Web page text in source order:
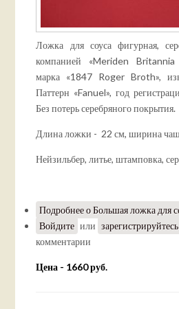
Ложка для соуса фигурная,
компанией «Meriden Britannia
марка «1847 Roger Broth»,
Паттерн «Fanuel», год
Без потерь серебряного покрытия.
Длина ложки - 22 см, ширина
Нейзильбер, литье, штамповка,
Подробнеео Большая ложка для
Войдите или зарегистрируйтесь
комментарии
Цена - 1660 руб.